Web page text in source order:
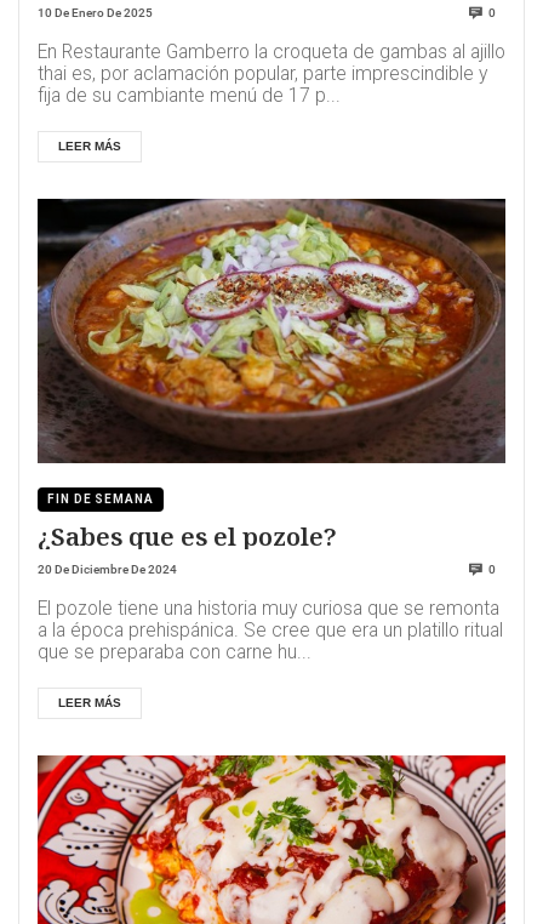
10 De Enero De 2025 0
En Restaurante Gamberro la croqueta de gambas al ajillo
thai es, por aclamación popular, parte imprescindible y
fija de su cambiante menú de 17 p...
LEER MÁS
FIN DE SEMANA
¿Sabes que es el pozole?
20 De Diciembre De 2024 0
El pozole tiene una historia muy curiosa que se remonta
a la época prehispánica. Se cree que era un platillo ritual
que se preparaba con carne hu...
LEER MÁS